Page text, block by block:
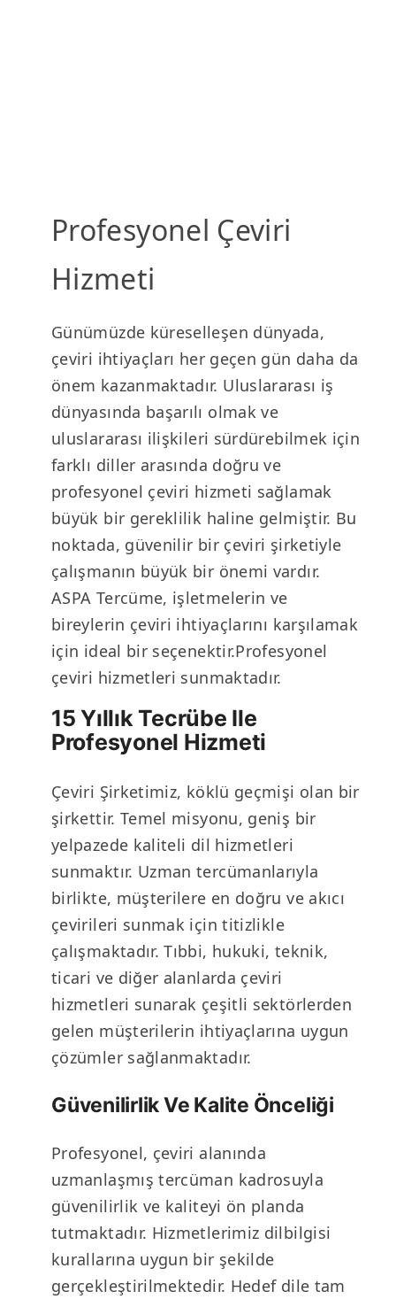
Profesyonel Çeviri
Hizmeti
Günümüzde küreselleşen dünyada,
çeviri ihtiyaçları her geçen gün daha da
önem kazanmaktadır. Uluslararası iş
dünyasında başarılı olmak ve
uluslararası ilişkileri sürdürebilmek için
farklı diller arasında doğru ve
profesyonel çeviri hizmeti sağlamak
büyük bir gereklilik haline gelmiştir. Bu
noktada, güvenilir bir çeviri şirketiyle
çalışmanın büyük bir önemi vardır.
ASPA Tercüme, işletmelerin ve
bireylerin çeviri ihtiyaçlarını karşılamak
için ideal bir seçenektir.Profesyonel
çeviri hizmetleri sunmaktadır.
15 Yıllık Tecrübe Ile
Profesyonel Hizmeti
Çeviri Şirketimiz, köklü geçmişi olan bir
şirkettir. Temel misyonu, geniş bir
yelpazede kaliteli dil hizmetleri
sunmaktır. Uzman tercümanlarıyla
birlikte, müşterilere en doğru ve akıcı
çevirileri sunmak için titizlikle
çalışmaktadır. Tıbbi, hukuki, teknik,
ticari ve diğer alanlarda çeviri
hizmetleri sunarak çeşitli sektörlerden
gelen müşterilerin ihtiyaçlarına uygun
çözümler sağlanmaktadır.
Güvenilirlik Ve Kalite Önceliği
Profesyonel, çeviri alanında
uzmanlaşmış tercüman kadrosuyla
güvenilirlik ve kaliteyi ön planda
tutmaktadır. Hizmetlerimiz dilbilgisi
kurallarına uygun bir şekilde
gerçekleştirilmektedir. Hedef dile tam